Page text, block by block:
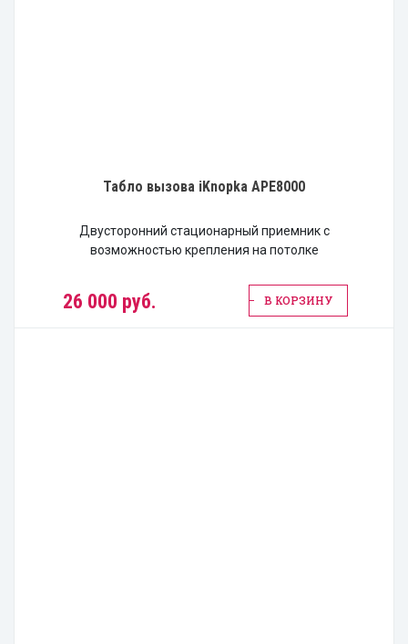
Табло вызова iKnopka APE8000
Двусторонний стационарный приемник с
возможностью крепления на потолке
26 000 руб. В КОРЗИНУ